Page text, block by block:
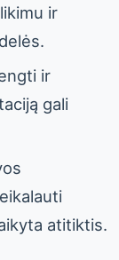
ir
ir
gali
atitiktis.